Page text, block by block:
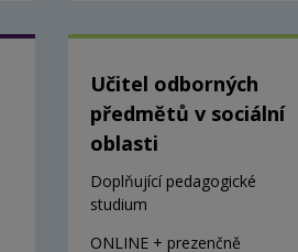
Učitel odborných
předmětů v sociální
oblasti
Doplňující pedagogické
studium
ONLINE + prezenčně